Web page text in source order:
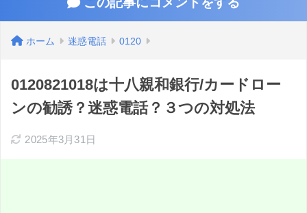
ホーム 迷惑電話 0120
0120821018は十八親和銀行/カードロー
ンの勧誘？迷惑電話？３つの対処法
2025年3月31日